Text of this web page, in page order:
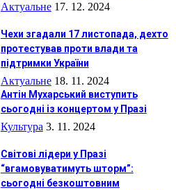
Актуальне 17. 12. 2024
Чехи згадали 17 листопада, дехто
протестував проти влади та
підтримки України
Актуальне 18. 11. 2024
Антін Мухарський виступить
сьогодні із концертом у Празі
Культура 3. 11. 2024
Світові лідери у Празі
“вгамовуватимуть шторм”:
сьогодні безкоштовним